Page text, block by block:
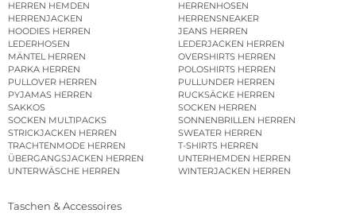
HERREN HEMDEN
HERRENHOSEN
HERRENJACKEN
HERRENSNEAKER
HOODIES HERREN
JEANS HERREN
LEDERHOSEN
LEDERJACKEN HERREN
MÄNTEL HERREN
OVERSHIRTS HERREN
PARKA HERREN
POLOSHIRTS HERREN
PULLOVER HERREN
PULLUNDER HERREN
PYJAMAS HERREN
RUCKSÄCKE HERREN
SAKKOS
SOCKEN HERREN
SOCKEN MULTIPACKS
SONNENBRILLEN HERREN
STRICKJACKEN HERREN
SWEATER HERREN
TRACHTENMODE HERREN
T-SHIRTS HERREN
ÜBERGANGSJACKEN HERREN
UNTERHEMDEN HERREN
UNTERWÄSCHE HERREN
WINTERJACKEN HERREN
Taschen & Accessoires